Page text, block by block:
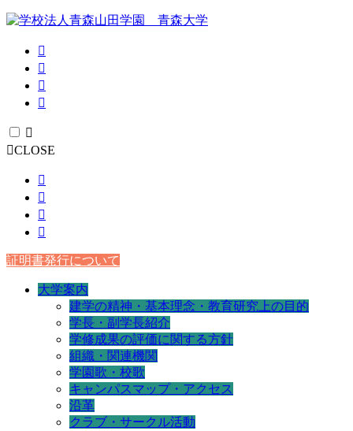
CLOSE
証明書発行について
大学案内
建学の精神・基本理念・教育研究上の目的
学長・副学長紹介
学修成果の評価に関する方針
組織・関連機関
学園歌・校歌
キャンパスマップ・アクセス
沿革
クラブ・サークル活動